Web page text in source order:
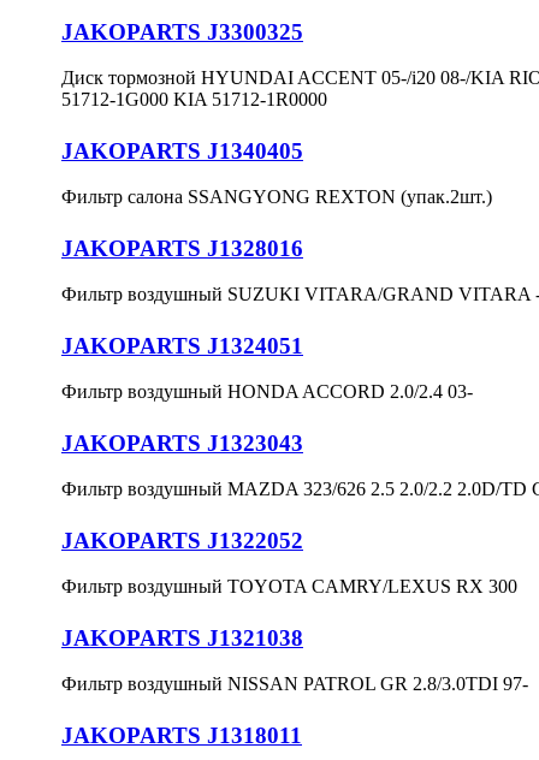
JAKOPARTS J3300325
Диск тормозной HYUNDAI ACCENT 05-/i20 08-/KIA
51712-1G000 KIA 51712-1R0000
JAKOPARTS J1340405
Фильтр салона SSANGYONG REXTON (упак.2шт.)
JAKOPARTS J1328016
Фильтр воздушный SUZUKI VITARA/GRAND VITARA
JAKOPARTS J1324051
Фильтр воздушный HONDA ACCORD 2.0/2.4 03-
JAKOPARTS J1323043
Фильтр воздушный MAZDA 323/626 2.5 2.0/2.2 2.0D/TD
JAKOPARTS J1322052
Фильтр воздушный TOYOTA CAMRY/LEXUS RX 300
JAKOPARTS J1321038
Фильтр воздушный NISSAN PATROL GR 2.8/3.0TDI 97-
JAKOPARTS J1318011